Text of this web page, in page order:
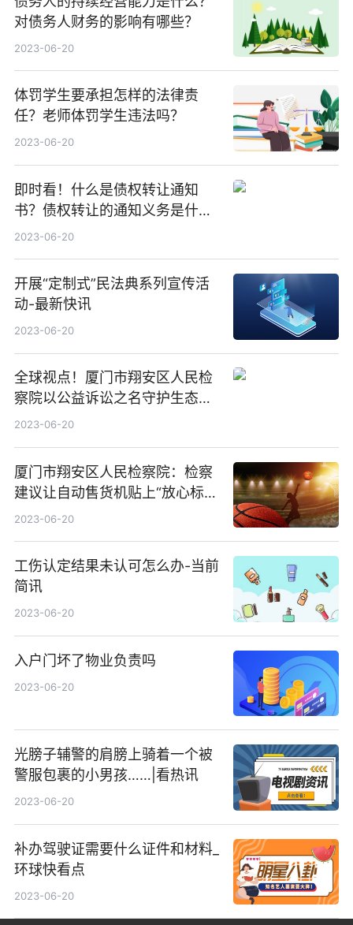
对债务人财务的影响有哪些？
2023-06-20
体罚学生要承担怎样的法律责
任？老师体罚学生违法吗？
2023-06-20
即时看！什么是债权转让通知
书？债权转让的通知义务是什
么？
2023-06-20
开展“定制式”民法典系列宣传活
动-最新快讯
2023-06-20
全球视点！厦门市翔安区人民检
察院以公益诉讼之名守护生态环
境
2023-06-20
厦门市翔安区人民检察院：检察
建议让自动售货机贴上“放心标
签”
2023-06-20
工伤认定结果未认可怎么办-当前
简讯
2023-06-20
入户门坏了物业负责吗
2023-06-20
光膀子辅警的肩膀上骑着一个被
警服包裹的小男孩……|看热讯
2023-06-20
补办驾驶证需要什么证件和材料_
环球快看点
2023-06-20